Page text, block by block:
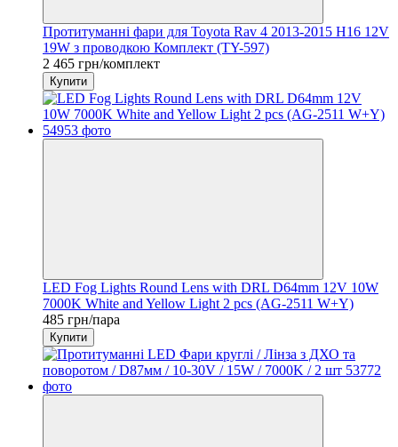
Протитуманні фари для Toyota Rav 4 2013-2015 H16 12V
19W з проводкою Комплект (TY-597)
2 465 грн/комплект
Купити
LED Fog Lights Round Lens with DRL D64mm 12V 10W
7000K White and Yellow Light 2 pcs (AG-2511 W+Y)
485 грн/пара
Купити